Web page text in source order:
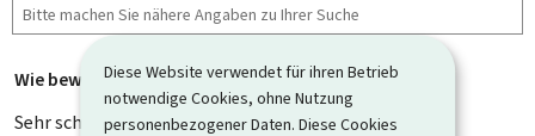
Diese Website verwendet für ihren Betrieb
notwendige Cookies, ohne Nutzung
personenbezogener Daten. Diese Cookies
Wie bewerten Sie diese Seite? *
Sehr schlecht